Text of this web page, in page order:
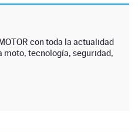
con toda la actualidad
moto, tecnología, seguridad,